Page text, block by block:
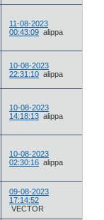
11-08-2023
00:43:09 alippa
10-08-2023
22:31:10 alippa
10-08-2023
14:18:13 alippa
10-08-2023
02:30:16 alippa
09-08-2023
17:14:52
VECTOR